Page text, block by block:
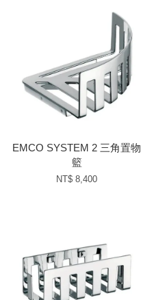
EMCO SYSTEM 2 三角置物
籃
NT$ 8,400